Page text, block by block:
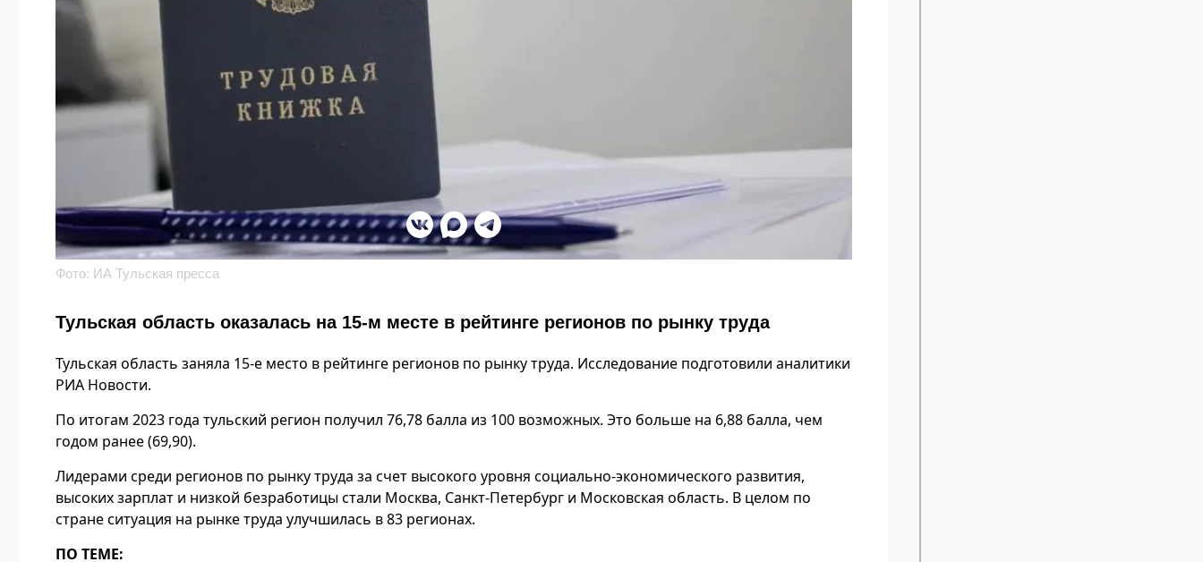
Фото: ИА Тульская пресса
Тульская область оказалась на 15-м месте в рейтинге регионов по рынку труда
Тульская область заняла 15-е место в рейтинге регионов по рынку труда. Исследование подготовили аналитики
РИА Новости.
По итогам 2023 года тульский регион получил 76,78 балла из 100 возможных. Это больше на 6,88 балла, чем
годом ранее (69,90).
Лидерами среди регионов по рынку труда за счет высокого уровня социально-экономического развития,
высоких зарплат и низкой безработицы стали Москва, Санкт-Петербург и Московская область. В целом по
стране ситуация на рынке труда улучшилась в 83 регионах.
ПО ТЕМЕ: